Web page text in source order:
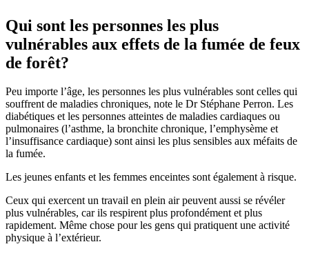
Qui sont les personnes les plus
vulnérables aux effets de la fumée de feux
de forêt?
Peu importe l’âge, les personnes les plus vulnérables sont celles qui
souffrent de maladies chroniques, note le Dr Stéphane Perron. Les
diabétiques et les personnes atteintes de maladies cardiaques ou
pulmonaires (l’asthme, la bronchite chronique, l’emphysème et
l’insuffisance cardiaque) sont ainsi les plus sensibles aux méfaits de
la fumée.
Les jeunes enfants et les femmes enceintes sont également à risque.
Ceux qui exercent un travail en plein air peuvent aussi se révéler
plus vulnérables, car ils respirent plus profondément et plus
rapidement. Même chose pour les gens qui pratiquent une activité
physique à l’extérieur.